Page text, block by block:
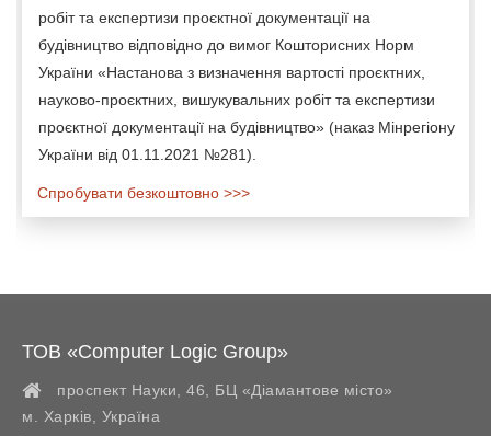
робіт та експертизи проєктної документації на
будівництво відповідно до вимог Кошторисних Норм
України «Настанова з визначення вартості проєктних,
науково-проєктних, вишукувальних робіт та експертизи
проєктної документації на будівництво» (наказ Мінрегіону
України від 01.11.2021 №281).
Спробувати безкоштовно >>>
ТОВ «Computer Logic Group»
проспект Науки, 46, БЦ «Діамантове місто»
м. Харків
Україна